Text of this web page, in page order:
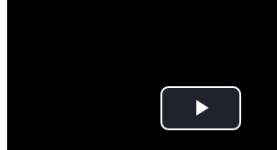
Play